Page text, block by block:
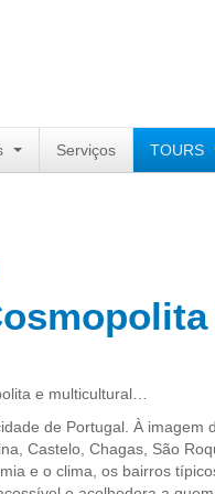
Serviços TOURS
e multicultural…
de Portugal. À
Castelo, Chagas, São
e o clima, os bairros